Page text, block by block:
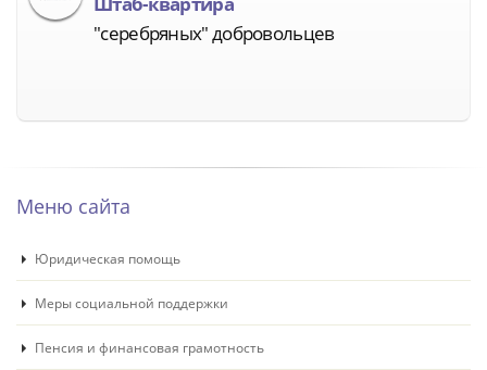
"серебряных" добровольцев
Меню сайта
Юридическая помощь
Меры социальной поддержки
Пенсия и финансовая грамотность